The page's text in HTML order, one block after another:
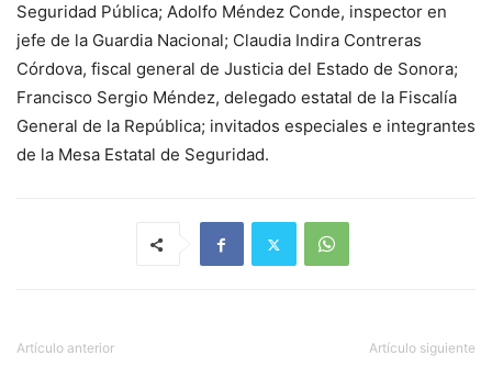
Seguridad Pública; Adolfo Méndez Conde, inspector en
jefe de la Guardia Nacional; Claudia Indira Contreras
Córdova, fiscal general de Justicia del Estado de Sonora;
Francisco Sergio Méndez, delegado estatal de la Fiscalía
General de la República; invitados especiales e integrantes
de la Mesa Estatal de Seguridad.
Artículo anterior Artículo siguiente